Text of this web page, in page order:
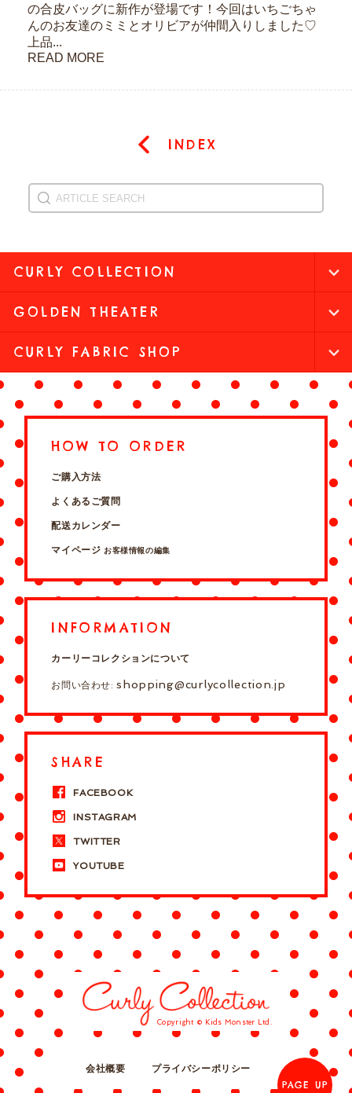
の合皮バッグに新作が登場です！今回はいちごちゃ
んのお友達のミミとオリビアが仲間入りしました♡
上品...
READ MORE
INDEX
CURLY COLLECTION
GOLDEN THEATER
CURLY FABRIC SHOP
HOW TO ORDER
ご購入方法
よくあるご質問
配送カレンダー
マイページ お客様情報の編集
INFORMATION
カーリーコレクションについて
お問い合わせ:shopping@curlycollection.jp
SHARE
FACEBOOK
INSTAGRAM
TWITTER
YOUTUBE
Copyright © Kids Monster Ltd.
会社概要
プライバシーポリシー
PAGE UP